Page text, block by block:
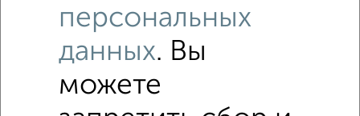
Рядом, с меньшей ценой
Недалеко от с ценой ниже
2‑комнатные квартиры
Поиск по схожим параметрам:
персональных
данных. Вы
можете